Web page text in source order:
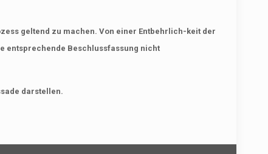
geltend zu machen. Von einer Entbehrlich-keit der
entsprechende Beschlussfassung nicht
darstellen.